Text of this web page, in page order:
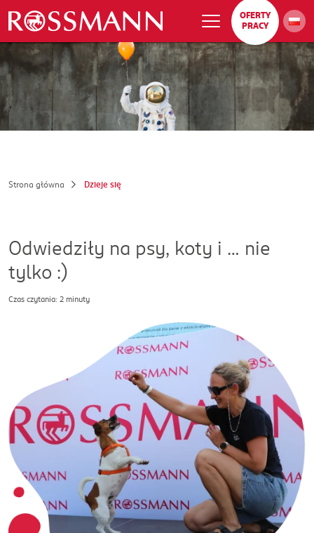
OFERTY
PRACY
Strona główna Dzieje się
Odwiedziły na psy, koty i … nie
tylko :)
Czas czytania: 2 minuty